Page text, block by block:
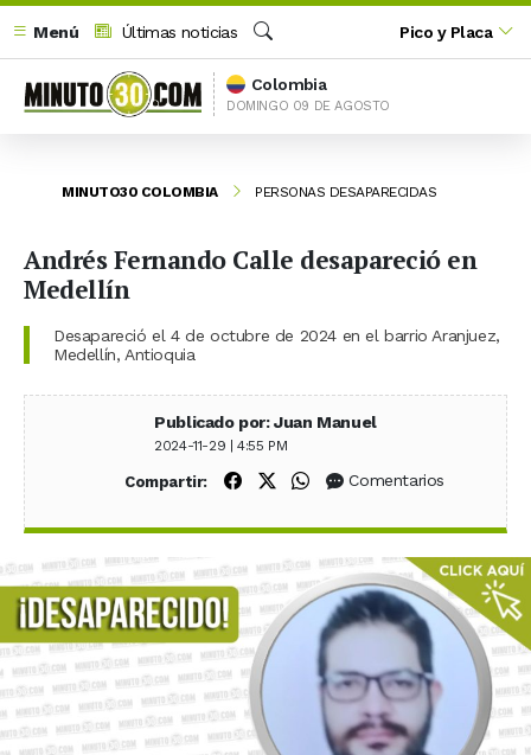
Menú
Últimas noticias
Buscar
Pico y Placa
Colombia
DOMINGO 09 DE AGOSTO
MINUTO30 COLOMBIA PERSONAS DESAPARECIDAS
Andrés Fernando Calle desapareció en
Medellín
Desapareció el 4 de octubre de 2024 en el barrio Aranjuez,
Medellín, Antioquia
Publicado por: Juan Manuel
2024-11-29 | 4:55 PM
Compartir: Compartir en Facebook
Compartir en X (Twitter)
Compartir en WhatsApp
Comentarios